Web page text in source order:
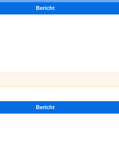
Bericht
Bericht